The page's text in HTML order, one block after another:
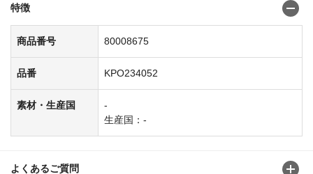
特徴
商品番号 80008675
品番 KPO234052
素材・生産国
-
生産国：-
よくあるご質問